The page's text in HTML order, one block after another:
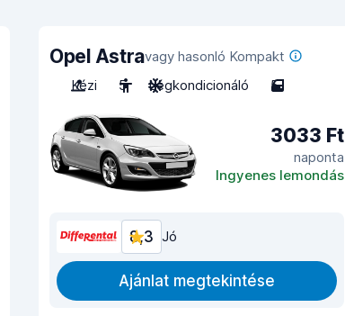
Opel Astravagy hasonló Kompakt
Kézi
5 Légkondicionáló 5
3033 Ft
naponta
Ingyenes lemondás
8,3 Jó
Ajánlat megtekintése